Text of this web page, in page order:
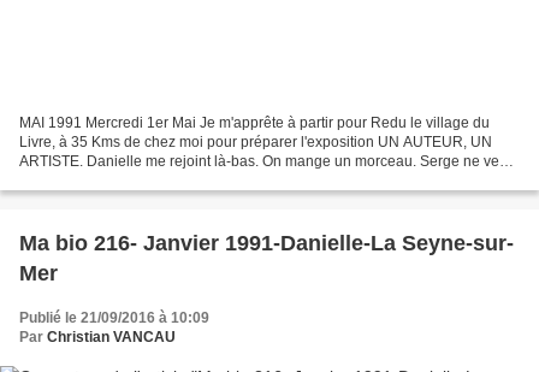
MAI 1991 Mercredi 1er Mai Je m'apprête à partir pour Redu le village du
Livre, à 35 Kms de chez moi pour préparer l'exposition UN AUTEUR, UN
ARTISTE. Danielle me rejoint là-bas. On mange un morceau. Serge ne veut
Ma bio 216- Janvier 1991-Danielle-La Seyne-sur-
Mer
Publié le 21/09/2016 à 10:09
Par Christian VANCAU